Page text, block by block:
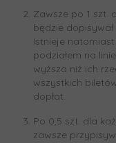
Zawsze po 1 szt.
będzie
Istnieje
podziałem na
wyższa niż ich
wszystkich
dopłat.
Po 0,5 szt. dla
zawsze